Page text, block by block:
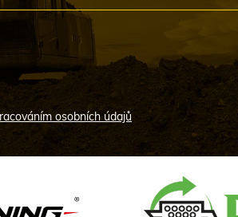
osobních údajů